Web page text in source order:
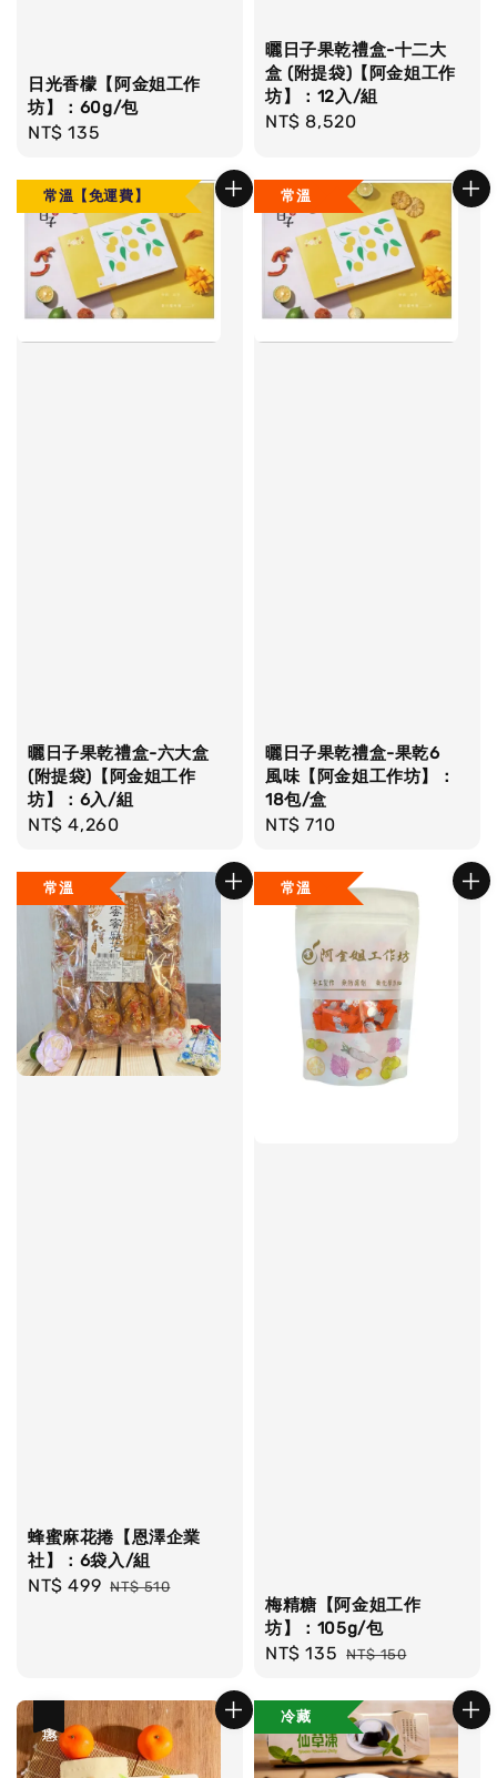
日光香檬【阿金姐工作
坊】：60g/包
Regular
NT$ 135
曬日子果乾禮盒-十二大
盒 (附提袋)【阿金姐工作
坊】：12入/組
Regular
NT$ 8,520
常溫【免運費】
曬日子果乾禮盒-六大盒
(附提袋)【阿金姐工作
坊】：6入/組
Regular
NT$ 4,260
常溫
曬日子果乾禮盒-果乾6
風味【阿金姐工作坊】：
18包/盒
Regular
NT$ 710
常溫
蜂蜜麻花捲【恩澤企業
社】：6袋入/組
Sale
NT$ 499 Regular
NT$ 510
常溫
梅精糖【阿金姐工作
坊】：105g/包
Sale
NT$ 135 Regular
NT$ 150
冷藏